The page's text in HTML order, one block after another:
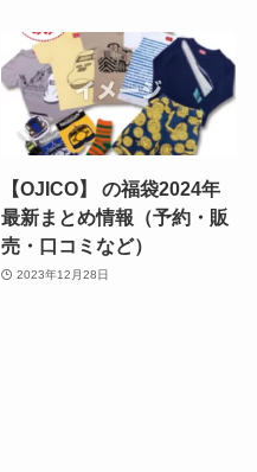
【OJICO】 の福袋2024年
最新まとめ情報（予約・販
売・口コミなど）
2023年12月28日